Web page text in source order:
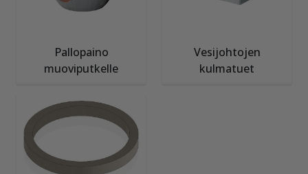
Pallopaino
muoviputkelle
Vesijohtojen
kulmatuet